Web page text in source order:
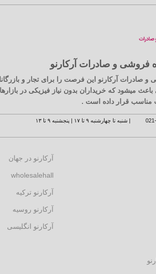
فروشی و صادرات آرکارنو
و صادرات آرکارنو این فرصت را برای تجار و
باعث میشود که خریداران بدون نیاز فیزیکی در
مناسب قرار داده است .
| شنبه تا چهارشنبه ۹ تا ۱۷ | پنجشنبه ۹ تا ۱۳
آرکارنو در جهان
wholesalehall
آرکارنو ترکیه
آرکارنو روسیه
آرکارنو انگلیسی